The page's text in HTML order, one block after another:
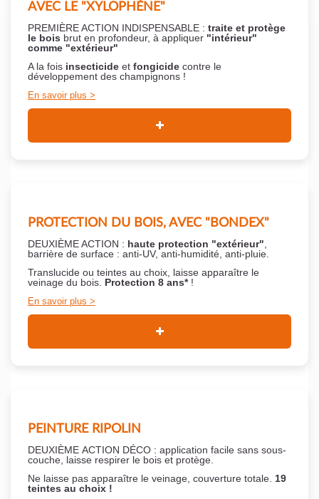
AVEC LE "XYLOPHÈNE"
PREMIÈRE ACTION INDISPENSABLE : traite et protège
le bois brut en profondeur, à appliquer "intérieur"
comme "extérieur"
A la fois insecticide et fongicide contre le
développement des champignons !
En savoir plus
PROTECTION DU BOIS, AVEC "BONDEX"
DEUXIÈME ACTION : haute protection "extérieur"
barrière de surface : anti-UV, anti-humidité, anti-pluie.
Translucide ou teintes au choix, laisse apparaître le
veinage du bois. Protection 8 ans*!
En savoir plus
PEINTURE RIPOLIN
DEUXIÈME ACTION DÉCO : application facile sans sous-
couche, laisse respirer le bois et protège.
Ne laisse pas apparaître le veinage, couverture totale. 19
teintes au choix !